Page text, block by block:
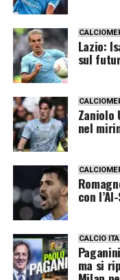
Lazio:
sul
Zaniolo
nel
con
CALCIO
ma si